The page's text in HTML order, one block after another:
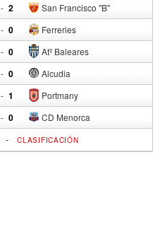
- San Francisco "B"
2
- Ferreries
0
- Atº Baleares
0
- Alcudia
0
- Portmany
1
- CD Menorca
0
-CLASIFICACIÓN